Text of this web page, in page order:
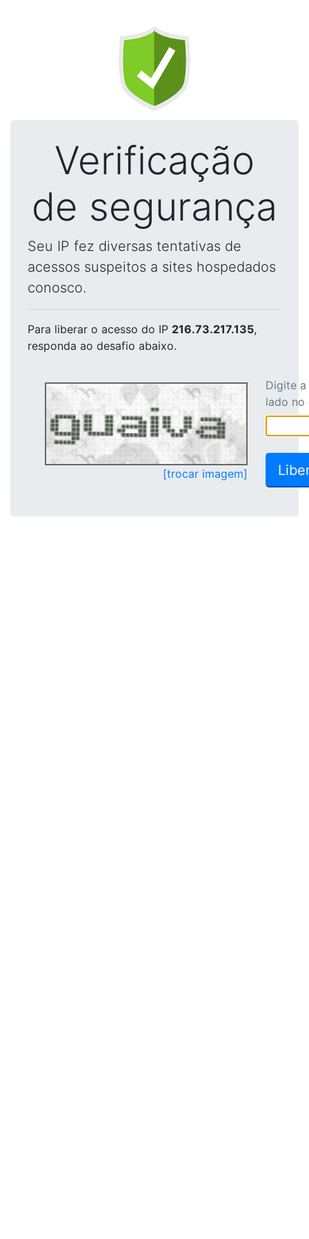
Verificação
de segurança
Seu IP fez diversas tentativas de
acessos suspeitos a sites hospedados
conosco.
Para liberar o acesso do IP 216.73.217.135,
responda ao desafio abaixo.
[trocar imagem]
Digite
lado no